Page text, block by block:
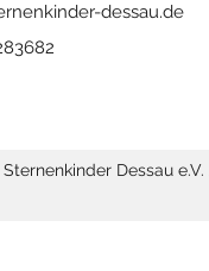
dessau.de
Dessau